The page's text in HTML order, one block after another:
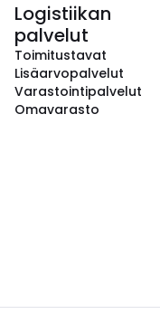
Logistiikan
palvelut
Toimitustavat
Lisäarvopalvelut
Varastointipalvelut
Omavarasto